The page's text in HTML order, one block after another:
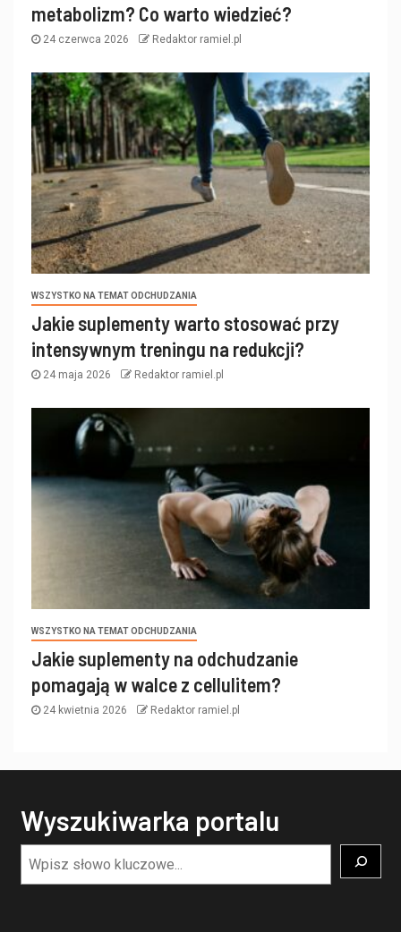
metabolizm? Co warto wiedzieć?
24 czerwca 2026 Redaktor ramiel.pl
WSZYSTKO NA TEMAT ODCHUDZANIA
Jakie suplementy warto stosować przy
intensywnym treningu na redukcji?
24 maja 2026 Redaktor ramiel.pl
WSZYSTKO NA TEMAT ODCHUDZANIA
Jakie suplementy na odchudzanie
pomagają w walce z cellulitem?
24 kwietnia 2026 Redaktor ramiel.pl
Wyszukiwarka portalu